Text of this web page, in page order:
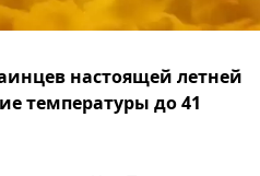
настоящей летней
температуры до 41